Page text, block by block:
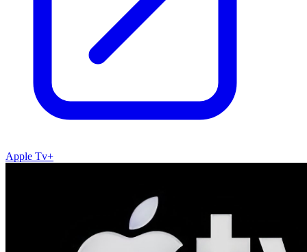
Apple Tv+